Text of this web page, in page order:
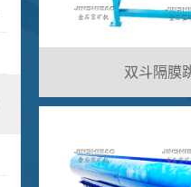
双斗隔膜